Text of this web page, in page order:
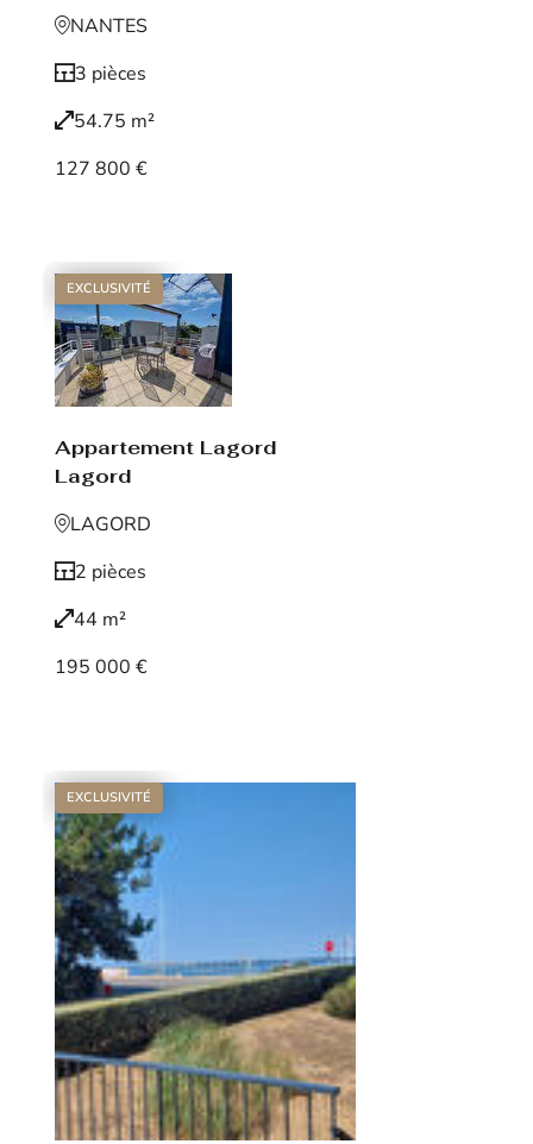
NANTES
3 pièces
54.75 m²
127 800 €
EXCLUSIVITÉ
Appartement Lagord
Lagord
LAGORD
2 pièces
44 m²
195 000 €
EXCLUSIVITÉ